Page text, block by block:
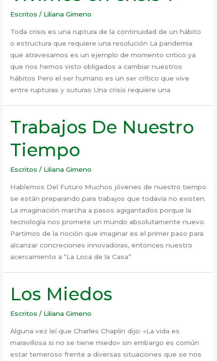
Escritos / Liliana Gimeno
Toda crisis es una ruptura de la continuidad de un hábito
o estructura que requiere una resolución La pandemia
que atravesamos es un ejemplo de momento critico ya
que nos hemos visto obligados a cambiar nuestros
hábitos Pero el ser humano es un ser crítico que vive
entre rupturas y suturas Una crisis requiere una
Trabajos De Nuestro
Tiempo
Escritos / Liliana Gimeno
Hablemos Del Futuro Muchos jóvenes de nuestro tiempo
se están preparando para trabajos que todavía no existen.
La imaginación marcha a pasos agigantados porque la
tecnología nos promete un mundo absolutamente nuevo.
Partimos de la noción que imaginar es el primer paso para
alcanzar concreciones innovadoras, entonces nuestro
acercamiento a “La Loca de la Casa”
Los Miedos
Escritos / Liliana Gimeno
Alguna vez leí que Charles Chaplin dijo: «La vida es
maravillosa si no se tiene miedo» sin embargo es común
estar temeroso frente a diversas situaciones que se nos